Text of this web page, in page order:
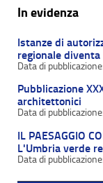
In evidenza
Istanze di
regionale
Pubblicazione
architettonici
IL PAESAGGIO
L'Umbria verde